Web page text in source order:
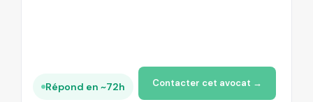
Répond en ~72h Contacter cet avocat →